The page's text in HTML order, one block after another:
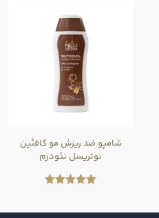
شامپو ضد ریزش مو کافئین
نوتریسل نئودرم
از 5